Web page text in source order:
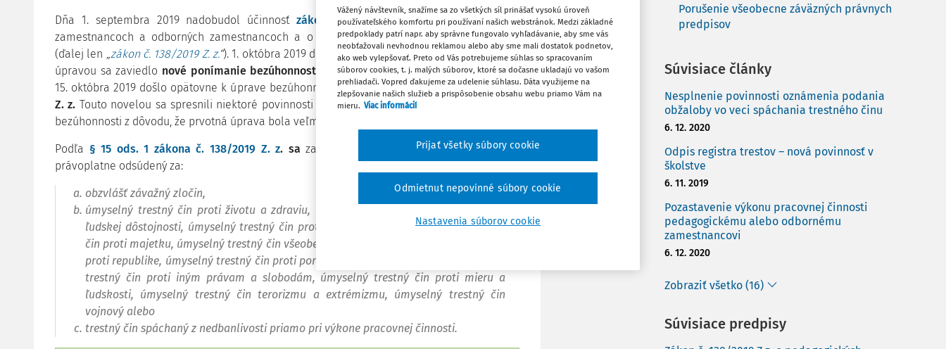
Dňa 1. septembra 2019 nadobudol účinnosť zákon č. 138/2019 Z. z.o pedagogických
zamestnancoch a odborných zamestnancoch a o zmene a doplnení niektorých zákonov
(ďalej len „zákon č. 138/2019 Z. z.“). 1. októbra 2019 došlo k novele uvedeného zákona a touto
úpravou sa zaviedlo nové ponímanie bezúhonnosti, ako aj spôsob jej preukazovania.Od
15. októbra 2019 došlo opätovne k úprave bezúhonnosti ďalšou novelouzákona č. 138/2019
Z. z. Touto novelou sa spresnili niektoré povinnosti a termíny, ktoré sa týkali preukazovania
bezúhonnosti z dôvodu, že prvotná úprava bola veľmi stručná a nepostačujúca.
Podľa § 15 ods. 1 zákona č. 138/2019 Z. z. saza bezúhonného považuje ten, kto nebol
právoplatne odsúdený za:
obzvlášť závažný zločin,
úmyselný trestný čin proti životu a zdraviu, úmyselný trestný čin proti slobode a
ľudskej dôstojnosti, úmyselný trestný čin proti rodine a mládeži, úmyselný trestný
čin proti majetku, úmyselný trestný čin všeobecne nebezpečný, úmyselný trestný čin
proti republike, úmyselný trestný čin proti poriadku vo verejných veciach, úmyselný
trestný čin proti iným právam a slobodám, úmyselný trestný čin proti mieru a
ľudskosti, úmyselný trestný čin terorizmu a extrémizmu, úmyselný trestný čin
vojnový alebo
trestný čin spáchaný z nedbanlivosti priamo pri výkone pracovnej činnosti.
Poznámka
Porušenie všeobecne záväzných právnych
predpisov
Súvisiace články
Nesplnenie povinnosti oznámenia podania
obžaloby vo veci spáchania trestného činu
6. 12. 2020
Odpis registra trestov – nová povinnosť v
školstve
6. 11. 2019
Pozastavenie výkonu pracovnej činnosti
pedagogickému alebo odbornému
zamestnancovi
6. 12. 2020
Zobraziť všetko (16)
Súvisiace predpisy
Vážený návštevník, snažíme sa zo všetkých síl prinášať vysokú úroveň
používateľského komfortu pri používaní našich webstránok. Medzi základné
predpoklady patrí napr. aby správne fungovalo vyhľadávanie, aby sme vás
neobťažovali nevhodnou reklamou alebo aby sme mali dostatok podnetov,
ako web vylepšovať. Preto od Vás potrebujeme súhlas so spracovaním
súborov cookies, t. j. malých súborov, ktoré sa dočasne ukladajú vo vašom
prehliadači. Vopred ďakujeme za udelenie súhlasu. Dáta využijeme na
zlepšovanie našich služieb a prispôsobenie obsahu webu priamo Vám na
mieru. Viac informácií
Nastavenia súborov cookie
Odmietnut nepovinné súbory cookie
Prijať všetky súbory cookie